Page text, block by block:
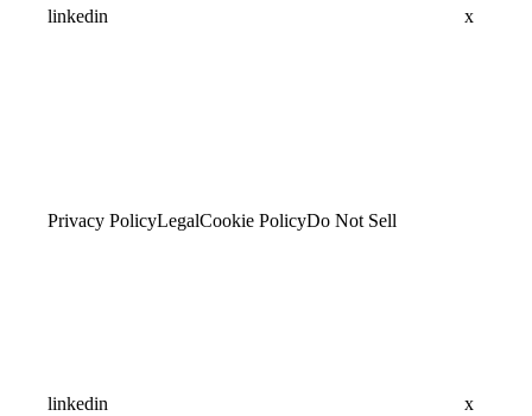
linkedin x
Privacy PolicyLegalCookie PolicyDo Not Sell
linkedin x